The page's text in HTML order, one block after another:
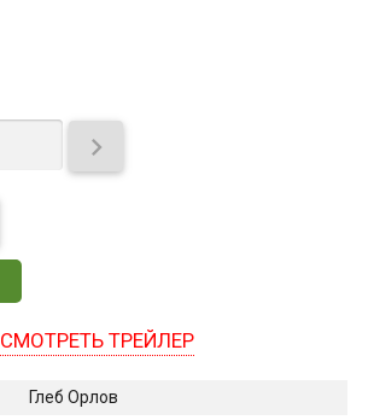

СМОТРЕТЬ ТРЕЙЛЕР
Глеб Орлов